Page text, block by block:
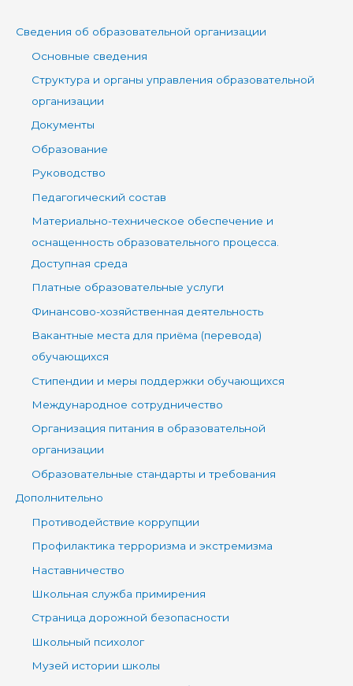
с
Сведения об образовательной организации
Основные сведения
Структура и органы управления образовательной
организации
Документы
Образование
Руководство
Педагогический состав
Материально-техническое обеспечение и
оснащенность образовательного процесса.
Доступная среда
Платные образовательные услуги
Финансово-хозяйственная деятельность
Вакантные места для приёма (перевода)
обучающихся
Стипендии и меры поддержки обучающихся
Международное сотрудничество
Организация питания в образовательной
организации
Образовательные стандарты и требования
Дополнительно
Противодействие коррупции
Профилактика терроризма и экстремизма
Наставничество
Школьная служба примирения
Страница дорожной безопасности
Школьный психолог
Музей истории школы